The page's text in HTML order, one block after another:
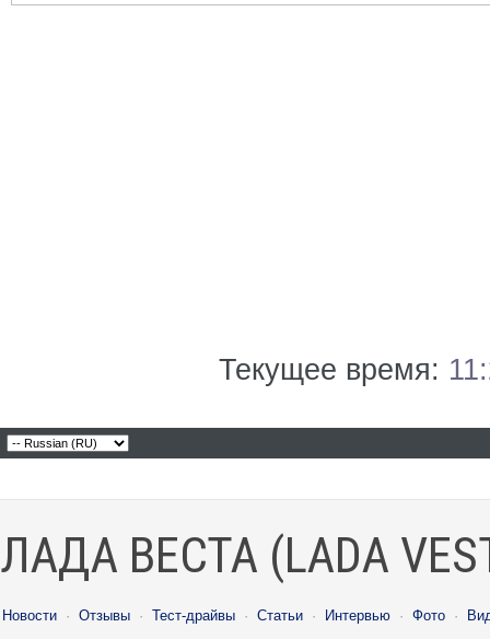
Текущее время:
ЛАДА ВЕСТА (LADA
Новости · Отзывы · Тест-драйвы · Статьи · Интервью · Фото ·